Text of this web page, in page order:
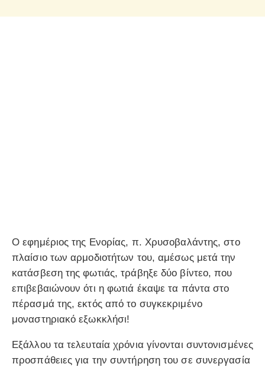
Ο εφημέριος της Ενορίας, π. Χρυσοβαλάντης, στο
πλαίσιο των αρμοδιοτήτων του, αμέσως μετά την
κατάσβεση της φωτιάς, τράβηξε δύο βίντεο, που
επιβεβαιώνουν ότι η φωτιά έκαψε τα πάντα στο
πέρασμά της, εκτός από το συγκεκριμένο
μοναστηριακό εξωκκλήσι!
Εξάλλου τα τελευταία χρόνια γίνονται συντονισμένες
προσπάθειες για την συντήρηση του σε συνεργασία